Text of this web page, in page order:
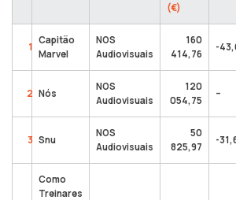
(€)
1
Capitão
Marvel
NOS
Audiovisuais
160
414,76
-
2 Nós
NOS
Audiovisuais
120
054,75
–
3 Snu
NOS
Audiovisuais
50
825,97
-
Como
Treinares